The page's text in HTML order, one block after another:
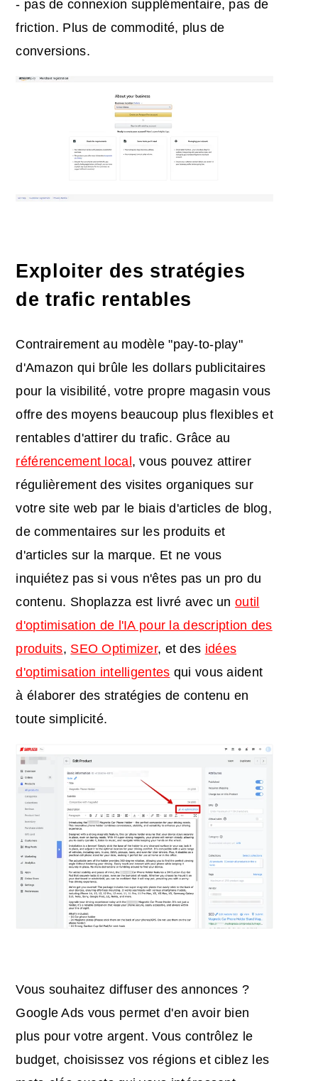
- pas de connexion supplémentaire, pas de
friction. Plus de commodité, plus de
conversions.
Exploiter des stratégies
de trafic rentables
Contrairement au modèle "pay-to-play"
d'Amazon qui brûle les dollars publicitaires
pour la visibilité, votre propre magasin vous
offre des moyens beaucoup plus flexibles et
rentables d'attirer du trafic. Grâce au
référencement local, vous pouvez attirer
régulièrement des visites organiques sur
votre site web par le biais d'articles de blog,
de commentaires sur les produits et
d'articles sur la marque. Et ne vous
inquiétez pas si vous n'êtes pas un pro du
contenu. Shoplazza est livré avec unoutil
d'optimisation de l'IA pour la description des
produits, SEO Optimizer, et des idées
d'optimisation intelligentes qui vous aident
à élaborer des stratégies de contenu en
toute simplicité.
Vous souhaitez diffuser des annonces ?
Google Ads vous permet d'en avoir bien
plus pour votre argent. Vous contrôlez le
budget, choisissez vos régions et ciblez les